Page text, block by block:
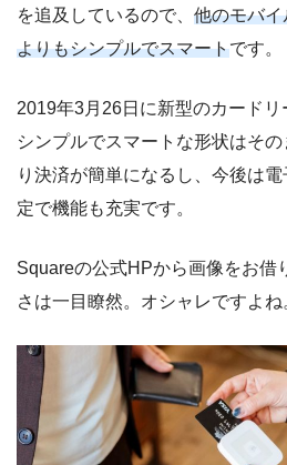
を追及しているので、 他のモバ
よりもシンプルでスマートです。
2019年3月26日に新型のカードリ
シンプルでスマートな形状はそ
り決済が簡単になるし、今後は
定で機能も充実です。
Squareの公式HPから画像をお借
さは一目瞭然。オシャレですよね